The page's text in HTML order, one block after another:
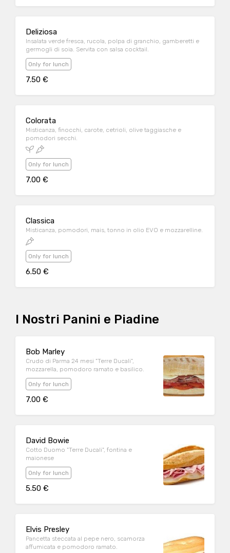
Deliziosa
Insalata verde fresca, rucola, polpa di granchio, gamberetti e
germogli di soia. Servita con salsa cocktail.
Only for lunch
7.50 €
Colorata
Misticanza, finocchi, carote, cetrioli, olive taggiasche e
pomodori secchi.
Only for lunch
7.00 €
Classica
Misticanza, pomodori, mais, tonno in olio EVO e mozzarelline.
Only for lunch
6.50 €
I Nostri Panini e Piadine
Bob Marley
Crudo di Parma 24 mesi "Terre Ducali",
mozzarella, pomodoro ramato e basilico.
Only for lunch
7.00 €
David Bowie
Cotto Duomo "Terre Ducali", fontina e
maionese
Only for lunch
5.50 €
Elvis Presley
Pancetta steccata al pepe nero, scamorza
affumicata e pomodoro ramato.